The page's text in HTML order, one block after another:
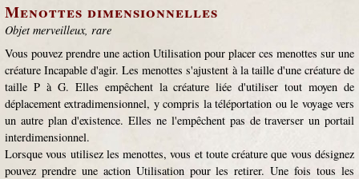
Menottes dimensionnelles
Objet merveilleux, rare
Vous pouvez prendre une action Utilisation pour placer ces menottes sur une
créature Incapable d'agir. Les menottes s'ajustent à la taille d'une créature de
taille P à G. Elles empêchent la créature liée d'utiliser tout moyen de
déplacement extradimensionnel, y compris la téléportation ou le voyage vers
un autre plan d'existence. Elles ne l'empêchent pas de traverser un portail
interdimensionnel.
Lorsque vous utilisez les menottes, vous et toute créature que vous désignez
pouvez prendre une action Utilisation pour les retirer. Une fois tous les